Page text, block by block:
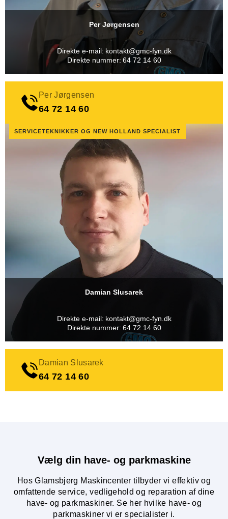
Per Jørgensen
Direkte e-mail: kontakt@gmc-fyn.dk
Direkte nummer: 64 72 14 60
Per Jørgensen
64 72 14 60
SERVICETEKNIKKER OG NEW HOLLAND SPECIALIST
Damian Slusarek
Direkte e-mail: kontakt@gmc-fyn.dk
Direkte nummer: 64 72 14 60
Damian Slusarek
64 72 14 60
Vælg din have- og parkmaskine
Hos Glamsbjerg Maskincenter tilbyder vi effektiv og
omfattende service, vedligehold og reparation af dine
have- og parkmaskiner. Se her hvilke have- og
parkmaskiner vi er specialister i.